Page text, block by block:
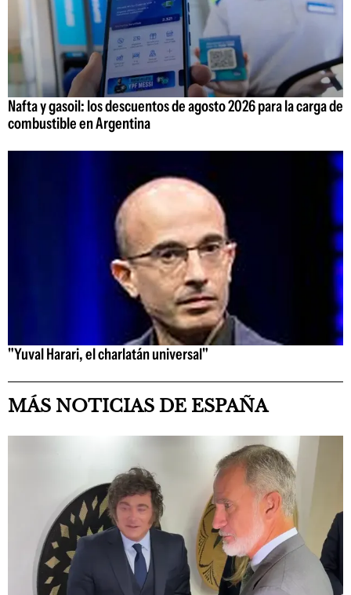
Nafta y gasoil: los descuentos de agosto 2026 para la carga de
combustible en Argentina
"Yuval Harari, el charlatán universal"
MÁS NOTICIAS DE ESPAÑA